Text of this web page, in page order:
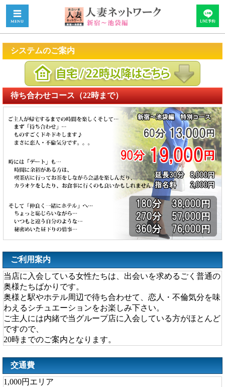
システムのご案内
待ち合わせコース（22時まで）
ご利用案内
当店に入会している女性たちは、出会いを求めるごく普通の
奥様たちばかりです。
奥様と駅やホテル周辺で待ち合わせて、恋人・不倫気分を味
わえるシチュエーションをお楽しみ下さい。
ご主人には内緒で当グループ店に入会している方がほとんど
ですので、
20時までのご案内となります。
交通費
1,000円エリア